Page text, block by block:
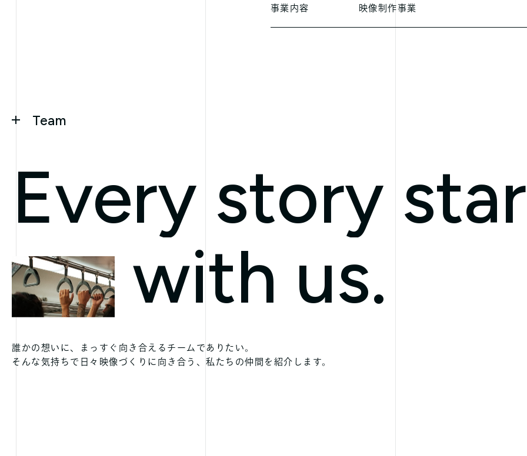
事業内容 映像制作事業
Team
Every story
with us.
誰かの想いに、
まっすぐ向き合えるチームでありたい。
そんな気持ちで日々映像づくりに向き合う、 私たちの仲間を紹介します。